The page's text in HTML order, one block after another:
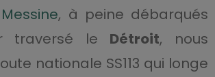
Messine, à peine débarqués
traversé le Détroit, nous
nationale SS113 qui longe